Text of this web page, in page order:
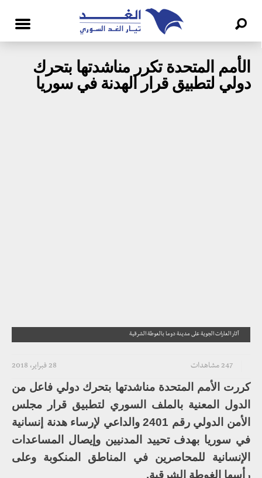
الأمم المتحدة تكرر مناشدتها بتحرك
دولي لتطبيق قرار الهدنة في سوريا
آثار الغارات الجوية على مدينة دوما بالغوطة الشرقية
28 فبراير، 2018 247 مشاهدات
كررت الأمم المتحدة مناشدتها بتحرك دولي فاعل من
الدول المعنية بالملف السوري لتطبيق قرار مجلس
الأمن الدولي رقم 2401 والداعي لإرساء هدنة إنسانية
في سوريا بهدف تحييد المدنيين وإيصال المساعدات
الإنسانية للمحاصرين في المناطق المنكوبة وعلى
رأسها الغوطة الشرقية.